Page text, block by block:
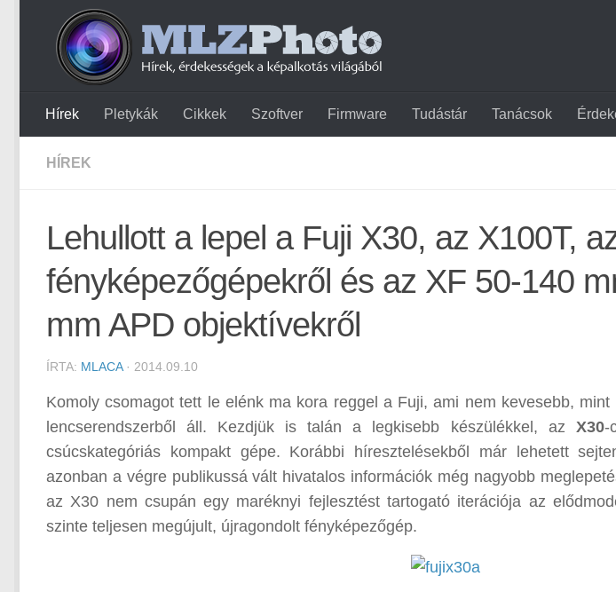
Hírek Pletykák Cikkek Szoftver Firmware Tudástár Tanácsok
HÍREK
Lehullott a lepel a Fuji X30, az X100T,
fényképezőgépekről és az XF 50-140
mm APD objektívekről
ÍRTA: MLACA· 2014.09.10
Komoly csomagot tett le elénk ma kora reggel a Fuji, ami nem kevesebb,
lencserendszerből áll. Kezdjük is talán a legkisebb készülékkel, az X30-
csúcskategóriás kompakt gépe. Korábbi híresztelésekből már lehetett
azonban a végre publikussá vált hivatalos információk még nagyobb
az X30 nem csupán egy maréknyi fejlesztést tartogató iterációja az
szinte teljesen megújult, újragondolt fényképezőgép.